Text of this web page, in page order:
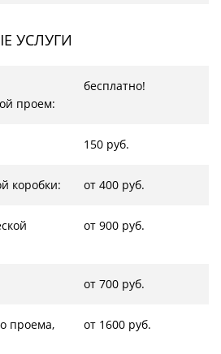
УСЛУГИ
проем:
бесплатно!
150 руб.
коробки: от 400 руб.
от 900 руб.
от 700 руб.
проема,
от 1600 руб.